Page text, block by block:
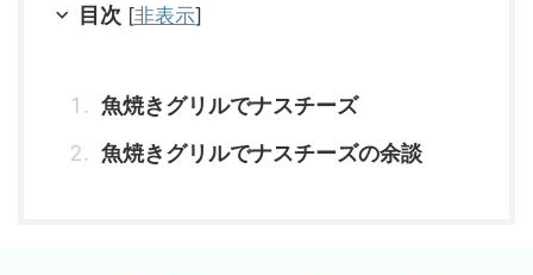
目次 [非表示]
魚焼きグリルでナスチーズ
魚焼きグリルでナスチーズの余談